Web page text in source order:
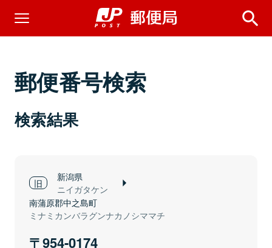
郵便番号検索
検索結果
新潟県
ニイガタケン
南蒲原郡中之島町
ミナミカンバラグンナカノシママチ
954-0174